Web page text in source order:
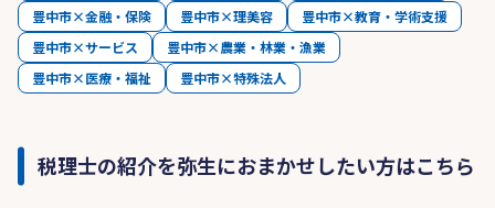
豊中市×金融・保険
豊中市×理美容
豊中市×教育・学術支援
豊中市×サービス
豊中市×農業・林業・漁業
豊中市×医療・福祉
豊中市×特殊法人
税理士の紹介を弥生におまかせしたい方はこちら